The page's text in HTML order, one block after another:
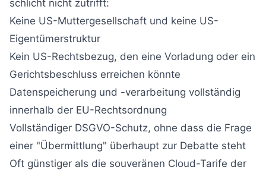
schlicht nicht zutrifft:
Keine US-Muttergesellschaft und keine US-
Eigentümerstruktur
Kein US-Rechtsbezug, den eine Vorladung oder ein
Gerichtsbeschluss erreichen könnte
Datenspeicherung und -verarbeitung vollständig
innerhalb der EU-Rechtsordnung
Vollständiger DSGVO-Schutz, ohne dass die Frage
einer "Übermittlung" überhaupt zur Debatte steht
Oft günstiger als die souveränen Cloud-Tarife der